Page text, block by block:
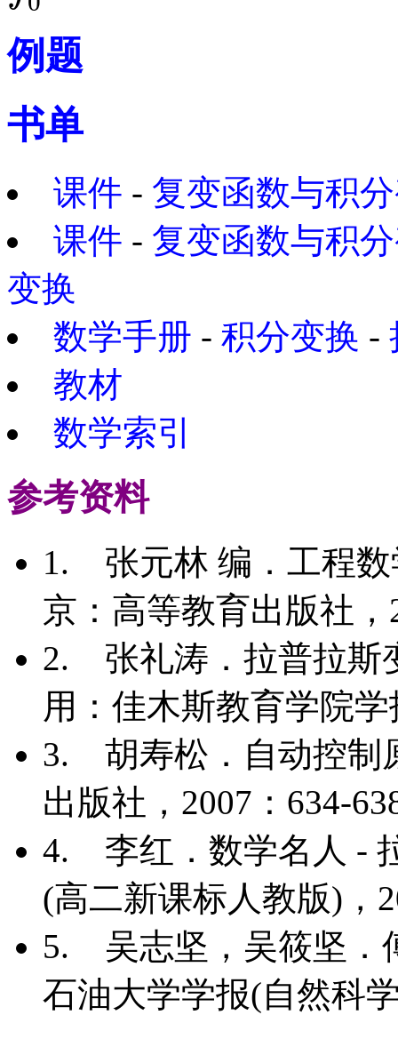
例题
书单
课件 - 复变函数与积
课件 - 复变函数与积
变换
数学手册 -积分变换 -
教材
数学索引
参考资料
1. 张元林 编 ．工程
京 ：高等教育出版社
2.
张礼涛 ．拉普拉
用 ：佳木斯教育学院
3.
胡寿松 ．自动控
出版社 ，2007 ：634-
4.
李红 ．数学名人 -
(高二新课标人教版) ，
5.
吴志坚，吴筱坚
石油大学学报(自然科